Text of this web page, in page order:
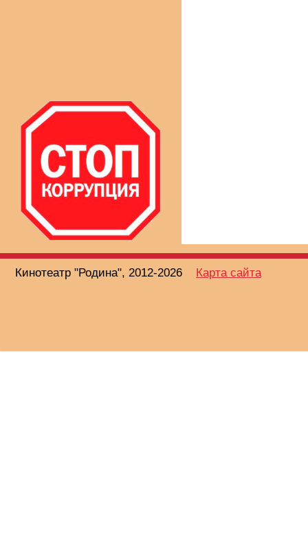
Кинотеатр "Родина", 2012-2026 Карта сайта